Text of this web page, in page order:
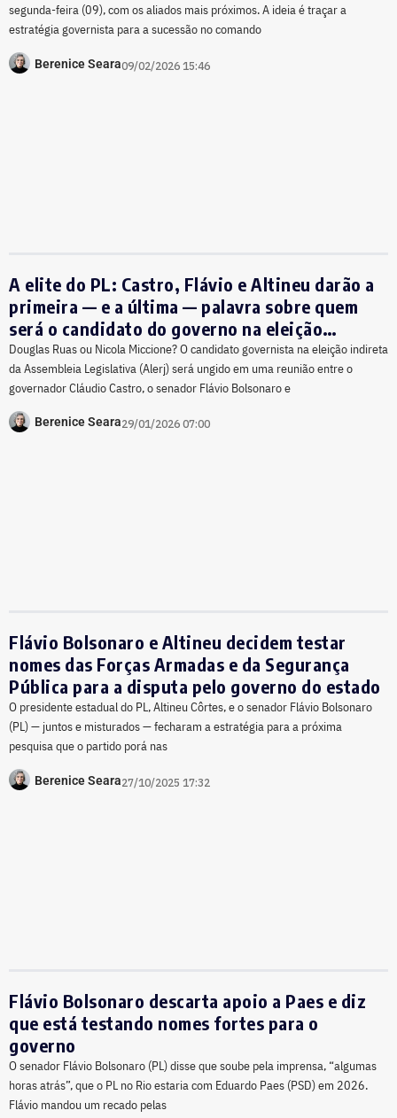
segunda-feira (09), com os aliados mais próximos. A ideia é traçar a
estratégia governista para a sucessão no comando
Berenice Seara09/02/2026 15:46
A elite do PL: Castro, Flávio e Altineu darão a
primeira — e a última — palavra sobre quem
será o candidato do governo na eleição
indireta
Douglas Ruas ou Nicola Miccione? O candidato governista na eleição indireta
da Assembleia Legislativa (Alerj) será ungido em uma reunião entre o
governador Cláudio Castro, o senador Flávio Bolsonaro e
Berenice Seara29/01/2026 07:00
Flávio Bolsonaro e Altineu decidem testar
nomes das Forças Armadas e da Segurança
Pública para a disputa pelo governo do estado
O presidente estadual do PL, Altineu Côrtes, e o senador Flávio Bolsonaro
(PL) — juntos e misturados — fecharam a estratégia para a próxima
pesquisa que o partido porá nas
Berenice Seara27/10/2025 17:32
Flávio Bolsonaro descarta apoio a Paes e diz
que está testando nomes fortes para o
governo
O senador Flávio Bolsonaro (PL) disse que soube pela imprensa, “algumas
horas atrás”, que o PL no Rio estaria com Eduardo Paes (PSD) em 2026.
Flávio mandou um recado pelas